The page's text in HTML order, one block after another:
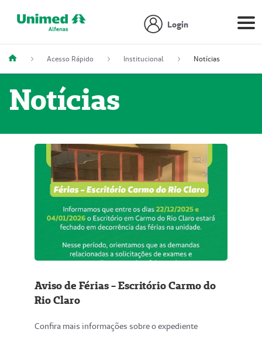
Login
Acesso Rápido Institucional Notícias
Notícias
Aviso de Férias - Escritório Carmo do
Rio Claro
Confira mais informações sobre o expediente